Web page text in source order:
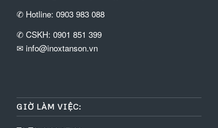
✆ Hotline: 0903 983 088
✆ CSKH: 0901 851 399
✉ info@inoxtanson.vn
GIỜ LÀM VIỆC: